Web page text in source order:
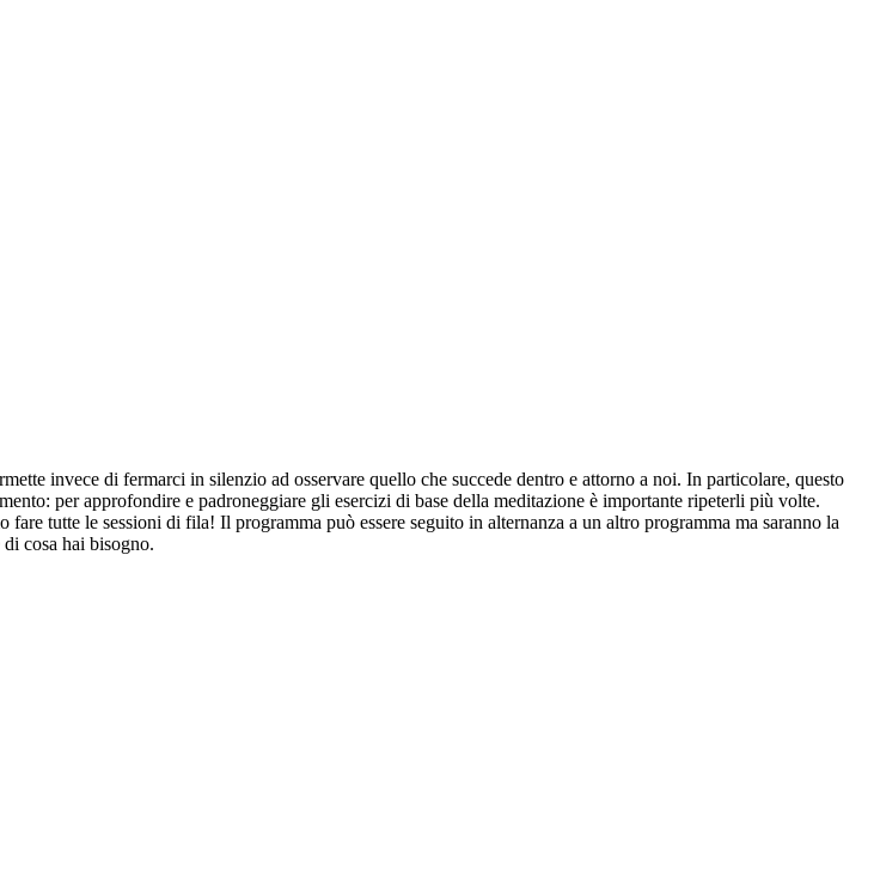
invece di fermarci in silenzio ad osservare quello che succede dentro e attorno a noi. In particolare, questo
per approfondire e padroneggiare gli esercizi di base della meditazione è importante ripeterli più volte.
tutte le sessioni di fila! Il programma può essere seguito in alternanza a un altro programma ma saranno la
cosa hai bisogno.